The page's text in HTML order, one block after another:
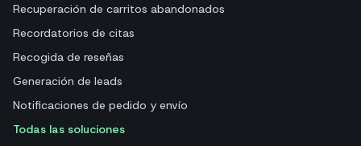
Recuperación de carritos abandonados
Recordatorios de citas
Recogida de reseñas
Generación de leads
Notificaciones de pedido y envío
Todas las soluciones